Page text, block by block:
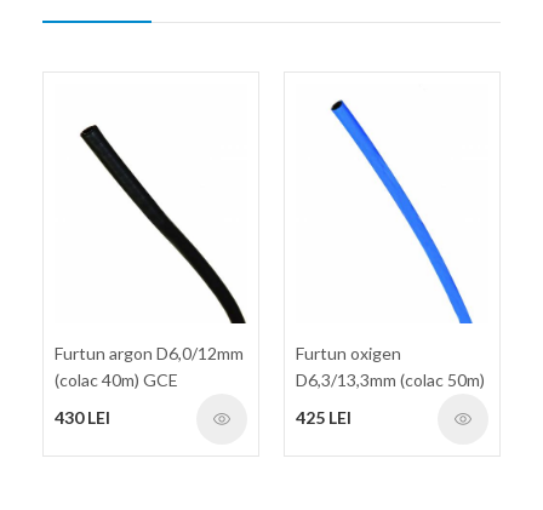
Furtun argon D6,0/12mm
(colac 40m) GCE
430 LEI
Furtun oxigen
D6,3/13,3mm (colac 50m)
GCE
425 LEI